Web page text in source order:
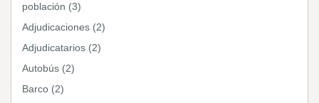
población (3)
Adjudicaciones (2)
Adjudicatarios (2)
Autobús (2)
Barco (2)